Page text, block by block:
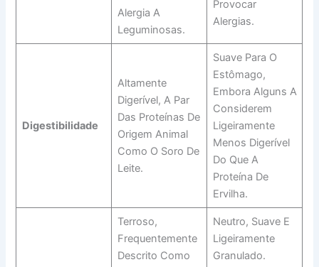
Alergia A
Leguminosas.
Provocar
Alergias.
Digestibilidade
Altamente
Digerível, A Par
Das Proteínas De
Origem Animal
Como O Soro De
Leite.
Suave Para O
Estômago,
Embora Alguns A
Considerem
Ligeiramente
Menos Digerível
Do Que A
Proteína De
Ervilha.
Terroso,
Frequentemente
Descrito Como
Neutro, Suave E
Ligeiramente
Granulado.